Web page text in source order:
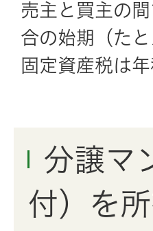
売主と買主の
合の始期（た
固定資産税は
分譲マ
付）を